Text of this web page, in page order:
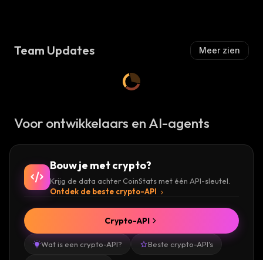
Team Updates Meer zien
Voor ontwikkelaars en AI-agents
Bouw je met crypto?
Krijg de data achter CoinStats met één API-sleutel.
Ontdek de beste crypto-API
Wat is een crypto-API? Beste crypto-API's
Crypto-API